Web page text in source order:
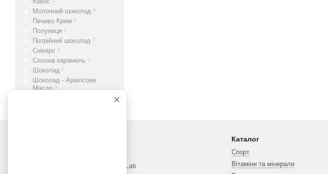
Молочний шоколад 0
Печиво Крем 0
Полуниця 0
Потрійний шоколад 0
Снікерс 0
Солона карамель 0
Шоколад 0
Шоколад - Арахісове
Масло 0
Вітаміни, БАДи, добавки, трави MonsterLab
Каталог
Спорт
Вітаміни та мінерали